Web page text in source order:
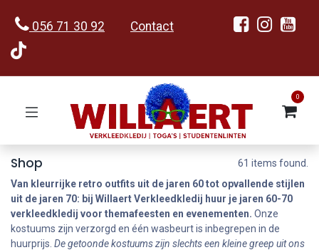
056 71 30 92 Contact
0
Shop
61 items found.
Van kleurrijke retro outfits uit de jaren 60 tot opvallende stijlen
uit de jaren 70: bij Willaert Verkleedkledij huur je jaren 60-70
verkleedkledij voor themafeesten en evenementen. Onze
kostuums zijn verzorgd en één wasbeurt is inbegrepen in de
huurprijs. De getoonde kostuums zijn slechts een kleine greep uit ons